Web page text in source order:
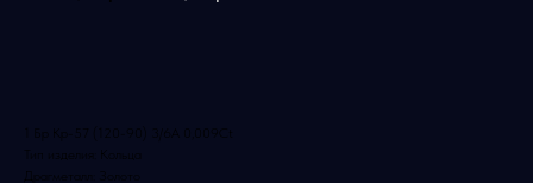
1 Бр Кр-57 (120-90) 3/6А 0,009Ct
Тип изделия: Кольца
Драгметалл: Золото